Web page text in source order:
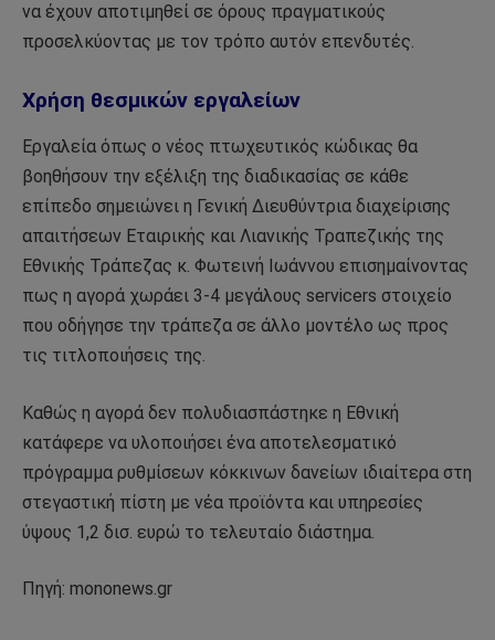
να έχουν αποτιμηθεί σε όρους πραγματικούς
προσελκύοντας με τον τρόπο αυτόν επενδυτές.
Χρήση θεσμικών εργαλείων
Εργαλεία όπως ο νέος πτωχευτικός κώδικας θα
βοηθήσουν την εξέλιξη της διαδικασίας σε κάθε
επίπεδο σημειώνει η Γενική Διευθύντρια διαχείρισης
απαιτήσεων Εταιρικής και Λιανικής Τραπεζικής της
Εθνικής Τράπεζας κ. Φωτεινή Ιωάννου επισημαίνοντας
πως η αγορά χωράει 3-4 μεγάλους servicers στοιχείο
που οδήγησε την τράπεζα σε άλλο μοντέλο ως προς
τις τιτλοποιήσεις της.
Καθώς η αγορά δεν πολυδιασπάστηκε η Εθνική
κατάφερε να υλοποιήσει ένα αποτελεσματικό
πρόγραμμα ρυθμίσεων κόκκινων δανείων ιδιαίτερα στη
στεγαστική πίστη με νέα προϊόντα και υπηρεσίες
ύψους 1,2 δισ. ευρώ το τελευταίο διάστημα.
Πηγή: mononews.gr